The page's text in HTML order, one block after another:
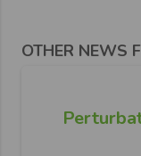
OTHER NEWS